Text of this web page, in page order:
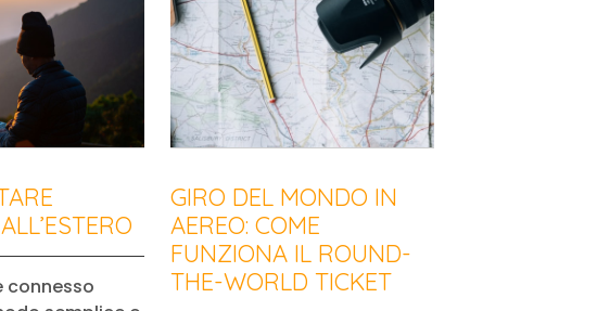
connesso
GIRO DEL MONDO IN
AEREO: COME
FUNZIONA IL ROUND-
THE-WORLD TICKET